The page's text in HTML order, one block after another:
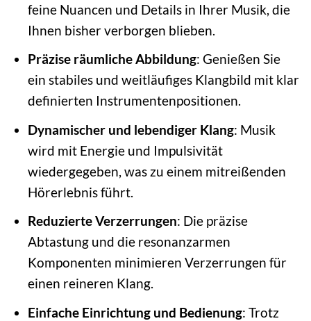
feine Nuancen und Details in Ihrer Musik, die
Ihnen bisher verborgen blieben.
Präzise räumliche Abbildung: Genießen Sie
ein stabiles und weitläufiges Klangbild mit klar
definierten Instrumentenpositionen.
Dynamischer und lebendiger Klang: Musik
wird mit Energie und Impulsivität
wiedergegeben, was zu einem mitreißenden
Hörerlebnis führt.
Reduzierte Verzerrungen: Die präzise
Abtastung und die resonanzarmen
Komponenten minimieren Verzerrungen für
einen reineren Klang.
Einfache Einrichtung und Bedienung: Trotz